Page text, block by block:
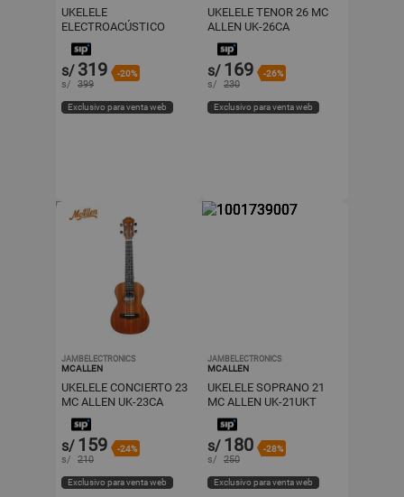
UKELELE
ELECTROACÚSTICO
CONCIERTO 23 MC
ALLEN UK-NTR4Q
s/ 319 -20%
s/ 399
Exclusivo para venta web
UKELELE TENOR 26 MC
ALLEN UK-26CA
s/ 169 -26%
s/ 230
Exclusivo para venta web
JAMBELECTRONICS
MCALLEN
UKELELE CONCIERTO 23
MC ALLEN UK-23CA
s/ 159 -24%
s/ 210
Exclusivo para venta web
JAMBELECTRONICS
MCALLEN
UKELELE SOPRANO 21
MC ALLEN UK-21UKT
s/ 180 -28%
s/ 250
Exclusivo para venta web